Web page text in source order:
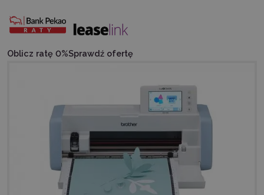
Oblicz ratę 0%Sprawdź ofertę